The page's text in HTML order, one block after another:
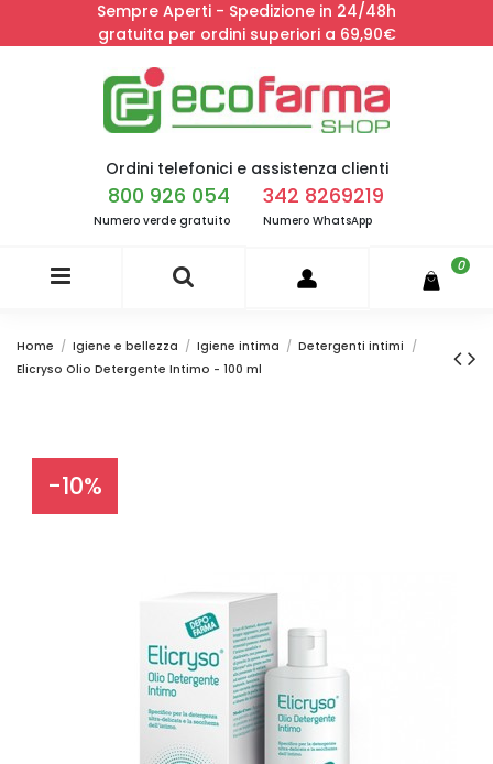
Sempre Aperti - Spedizione in 24/48h
gratuita per ordini superiori a 69,90€
Ordini telefonici e assistenza clienti
800 926 054
Numero verde gratuito
342 8269219
Numero WhatsApp
0
Home Igiene e bellezza Igiene intima
Detergenti intimi
Elicryso Olio Detergente Intimo - 100 ml
-10%